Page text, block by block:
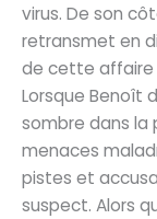
virus. De son
retransmet en
de cette affaire
Lorsque Benoît
sombre dans la
menaces
pistes et
suspect. Alors